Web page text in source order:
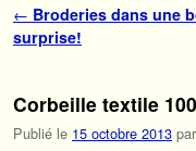
Navigation des
← Broderies dans une
surprise!
Corbeille textile
Publié le 15 octobre 2013 par